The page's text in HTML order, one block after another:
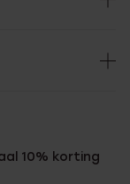
10% korting